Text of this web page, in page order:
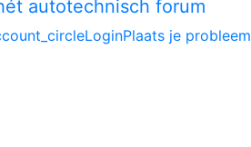
Plaats je probleem
Login